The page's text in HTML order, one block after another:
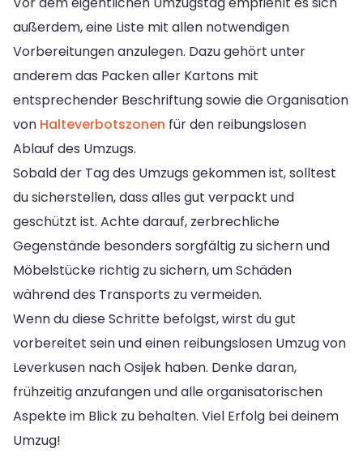
außerdem, eine Liste mit allen notwendigen
Vorbereitungen anzulegen. Dazu gehört unter
anderem das Packen aller Kartons mit
entsprechender Beschriftung sowie die Organisation
von Halteverbotszonen für den reibungslosen
Ablauf des Umzugs.
Sobald der Tag des Umzugs gekommen ist, solltest
du sicherstellen, dass alles gut verpackt und
geschützt ist. Achte darauf, zerbrechliche
Gegenstände besonders sorgfältig zu sichern und
Möbelstücke richtig zu sichern, um Schäden
während des Transports zu vermeiden.
Wenn du diese Schritte befolgst, wirst du gut
vorbereitet sein und einen reibungslosen Umzug von
Leverkusen nach Osijek haben. Denke daran,
frühzeitig anzufangen und alle organisatorischen
Aspekte im Blick zu behalten. Viel Erfolg bei deinem
Umzug!